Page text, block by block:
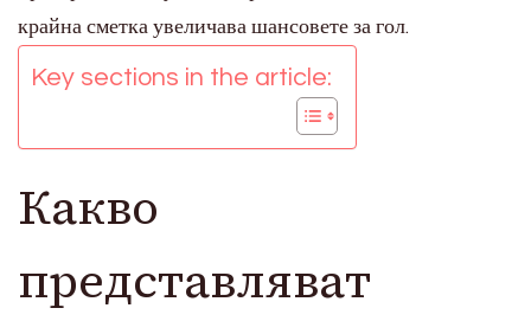
крайна сметка увеличава шансовете за гол.
Key sections in the article:
Какво
представляват